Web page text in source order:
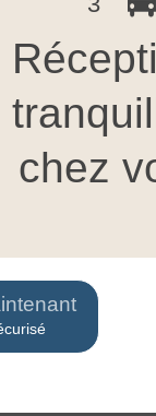
chez